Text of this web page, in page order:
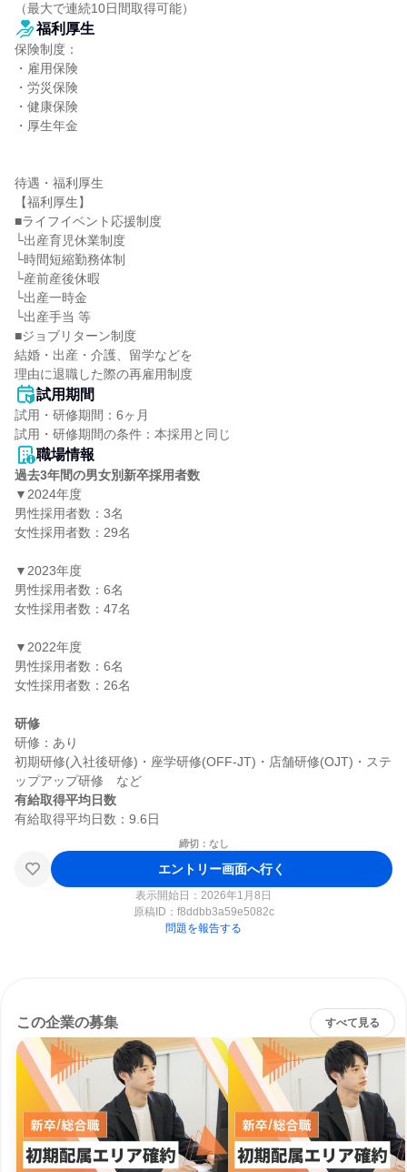
（最大で連続10日間取得可能）
福利厚生
保険制度：
・雇用保険
・労災保険
・健康保険
・厚生年金
待遇・福利厚生
【福利厚生】
■ライフイベント応援制度
└出産育児休業制度
└時間短縮勤務体制
└産前産後休暇
└出産一時金
└出産手当 等
■ジョブリターン制度
結婚・出産・介護、留学などを
理由に退職した際の再雇用制度
試用期間
試用・研修期間：6ヶ月
職場情報
過去3年間の男女別新卒採用者数
▼2024年度
男性採用者数：3名
女性採用者数：29名
▼2023年度
男性採用者数：6名
女性採用者数：47名
▼2022年度
男性採用者数：6名
女性採用者数：26名
研修
研修：あり
初期研修(入社後研修)・座学研修(OFF-JT)・店舗研修(OJT)・ステ
有給取得平均日数
締切：なし
エントリー画面へ行く
表示開始日：2026年1月8日
原稿ID： f8ddbb3a59e5082c
問題を報告する
この企業の募集 すべて見る